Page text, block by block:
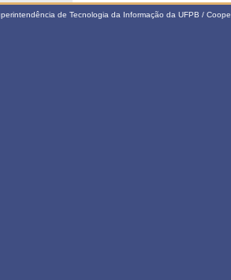
de Tecnologia da Informação da UFPB /